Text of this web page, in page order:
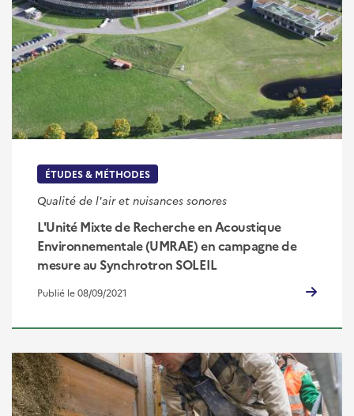
ÉTUDES & MÉTHODES
Qualité de l'air et nuisances sonores
L'Unité Mixte de Recherche en Acoustique
Environnementale (UMRAE) en campagne de
mesure au Synchrotron SOLEIL
Publié le 08/09/2021